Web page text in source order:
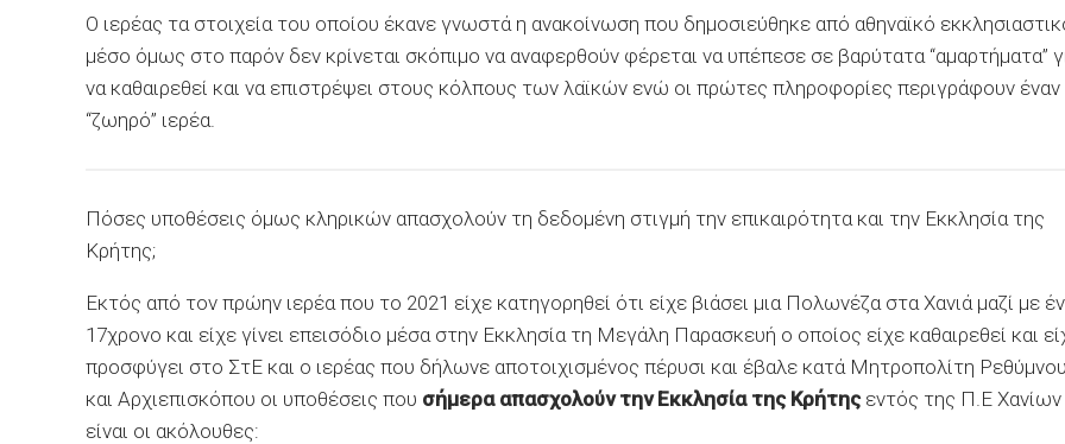
Ο ιερέας τα στοιχεία του οποίου έκανε γνωστά η ανακοίνωση που δημοσιεύθηκε από αθηναϊκό
μέσο όμως στο παρόν δεν κρίνεται σκόπιμο να αναφερθούν φέρεται να υπέπεσε σε βαρύτατα “αμαρτήματα”
να καθαιρεθεί και να επιστρέψει στους κόλπους των λαϊκών ενώ οι πρώτες πληροφορίες περιγράφουν έναν
“ζωηρό” ιερέα.
Πόσες υποθέσεις όμως κληρικών απασχολούν τη δεδομένη στιγμή την επικαιρότητα και την Εκκλησία της
Κρήτης;
Εκτός από τον πρώην ιερέα που το 2021 είχε κατηγορηθεί ότι είχε βιάσει μια Πολωνέζα στα Χανιά μαζί με
17χρονο και είχε γίνει επεισόδιο μέσα στην Εκκλησία τη Μεγάλη Παρασκευή ο οποίος είχε καθαιρεθεί και
προσφύγει στο ΣτΕ και ο ιερέας που δήλωνε αποτοιχισμένος πέρυσι και έβαλε κατά Μητροπολίτη Ρεθύμνου
και Αρχιεπισκόπου οι υποθέσεις που σήμερα απασχολούν την Εκκλησία της Κρήτηςεντός της Π.Ε Χανίων
είναι οι ακόλουθες: